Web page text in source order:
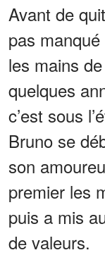
Avant de
pas
les mains
quelques
c’est sous
Bruno se
son
premier les
puis a mis
de valeurs.